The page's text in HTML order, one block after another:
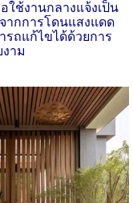
ใช้งานกลางแจ้งเป็น
ากการโดนแสงแดด
รถแก้ไขได้ด้วยการ
าม